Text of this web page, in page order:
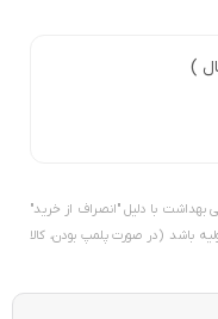
)
بهداشت با دلیل "انصراف از خرید"
باشد (در صورت پلمپ بودن، کالا